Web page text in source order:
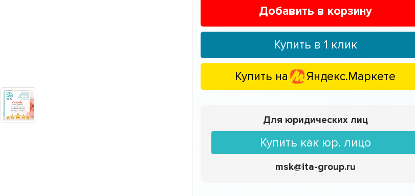
Добавить в корзину
Купить в 1 клик
Купить на Яндекс.Маркете
Для юридических лиц
Купить как юр. лицо
msk@ita-group.ru